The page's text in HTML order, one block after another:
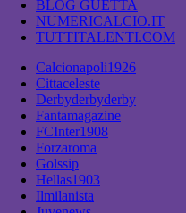
BLOG GUETTA
NUMERICALCIO.IT
TUTTITALENTI.COM
Calcionapoli1926
Cittaceleste
Derbyderbyderby
Fantamagazine
FCInter1908
Forzaroma
Golssip
Hellas1903
Ilmilanista